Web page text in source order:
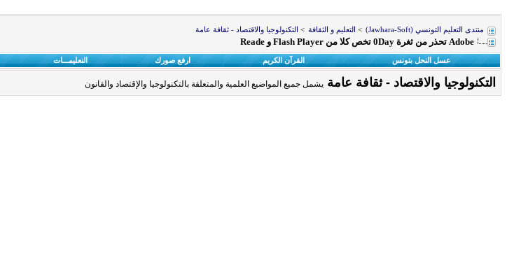
منتدى التعليم التونسي (Jawhara-Soft) > التعليم و الثقافة > التكنولوجيا والاقتصاد - ثقافة عامة
Adobe تحذر من ثغرة 0Day تخص كلا من Flash Player و Reade
عسل النحل بتونس القرآن الكريم ارفع صورك التعليمـــات
التكنولوجيا والاقتصاد - ثقافة عامة يشمل جميع المواضيع العلمية والمتعلقة بالتكنولوجيا والإقتصاد والقانون